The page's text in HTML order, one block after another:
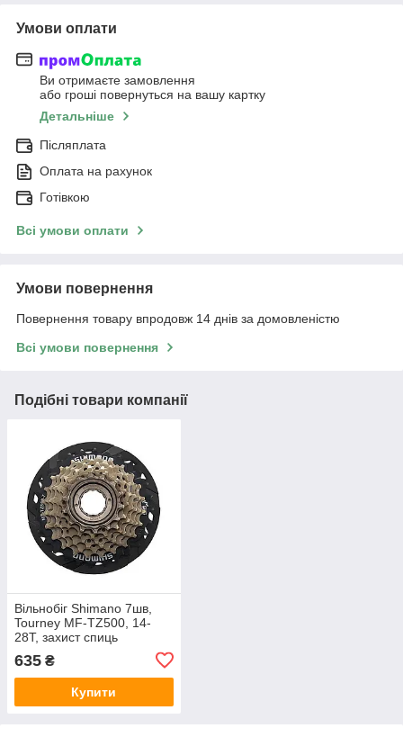
Умови оплати
Ви отримаєте замовлення
або гроші повернуться на вашу картку
Детальніше
Післяплата
Оплата на рахунок
Готівкою
Всі умови оплати
Умови повернення
Повернення товару впродовж 14 днів за домовленістю
Всі умови повернення
Подібні товари компанії
Вільнобіг Shimano 7шв,
Tourney MF-TZ500, 14-
28Т, захист спиць
635 ₴
Купити